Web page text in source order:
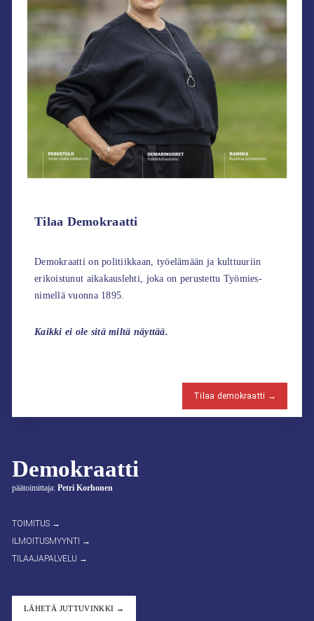
Demokraatti
päätoimittaja: Petri Korhonen
TOIMITUS →
ILMOITUSMYYNTI →
TILAAJAPALVELU →
LÄHETÄ JUTTUVINKKI →
Tilaa Demokraatti
Demokraatti on politiikkaan, työelämään ja kulttuuriin
erikoistunut aikakauslehti, joka on perustettu Työmies-
nimellä vuonna 1895.
Kaikki ei ole sitä miltä näyttää.
Tilaa demokraatti →